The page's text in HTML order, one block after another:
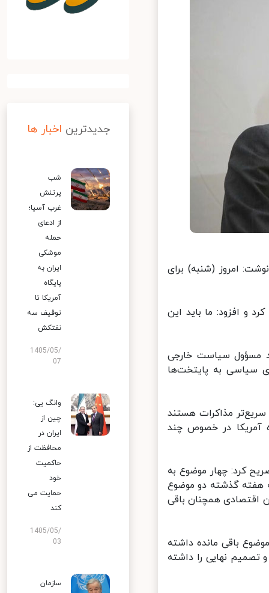
امروز (شنبه) برای
و افزود:‌ ما باید این
۲۰ اسفند به پیشنهاد مسؤول سیاست خارجی
سیاسی به پایتخت‌ها
مذاکرات هستند
آمریکا در خصوص چند
کرد: چهار موضوع به
گذشته دو موضوع
همچنان باقی
باقی مانده داشته
نهایی را داشته
جدیدترین اخبار ها
شب
پرتنش
غرب آسیا؛
از ادعای
حمله
موشکی
ایران به
پایگاه
آمریکا تا
توقیف سه
نفتکش
1405/05/
07
وانگ یی:
چین از
ایران در
محافظت از
حاکمیت
خود
حمایت می
کند
1405/05/
03
سازمان